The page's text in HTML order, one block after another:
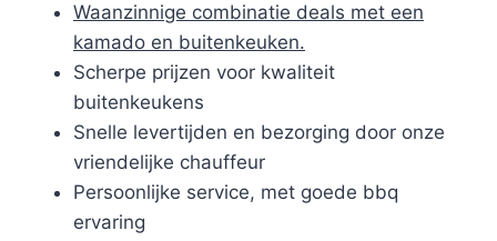
Waanzinnige combinatie deals met een
kamado en buitenkeuken.
Scherpe prijzen voor kwaliteit
buitenkeukens
Snelle levertijden en bezorging door onze
vriendelijke chauffeur
Persoonlijke service, met goede bbq
ervaring